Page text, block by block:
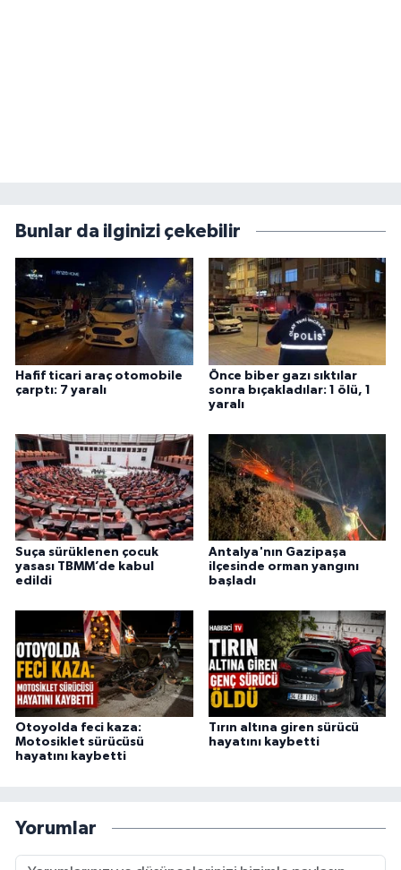
Bunlar da ilginizi çekebilir
Hafif ticari araç otomobile
çarptı: 7 yaralı
Önce biber gazı sıktılar
sonra bıçakladılar: 1 ölü, 1
yaralı
Suça sürüklenen çocuk
yasası TBMM’de kabul
edildi
Antalya'nın Gazipaşa
ilçesinde orman yangını
başladı
Otoyolda feci kaza:
Motosiklet sürücüsü
hayatını kaybetti
Tırın altına giren sürücü
hayatını kaybetti
Yorumlar